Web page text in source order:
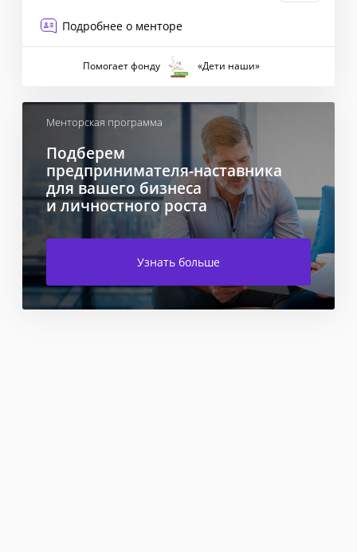
Подробнее о менторе
Помогает фонду «Дети наши»
Менторская программа
Подберем
предпринимателя-наставника
для вашего бизнеса
и личностного роста
Узнать больше